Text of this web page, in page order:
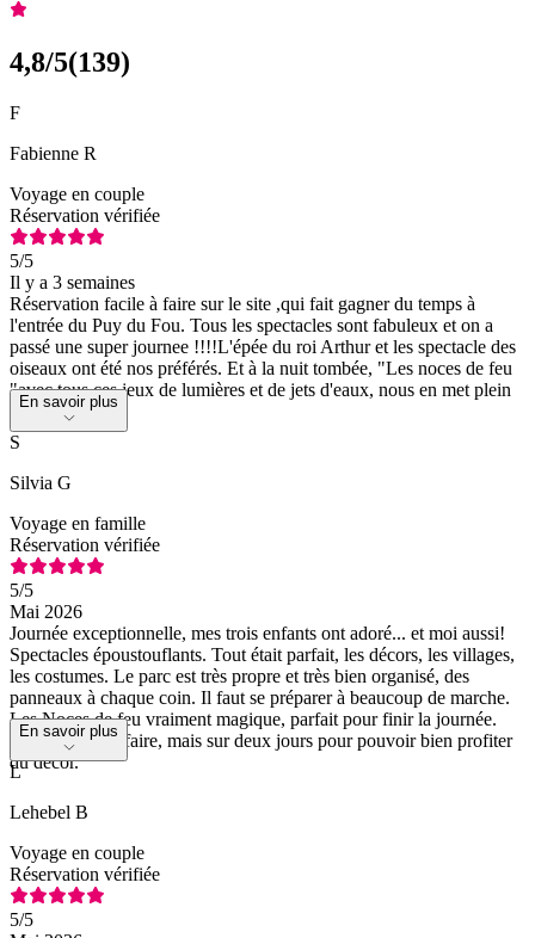
4,8/5(139)
F
Fabienne R
Voyage en couple
Réservation vérifiée
5/5
Il y a 3 semaines
Réservation facile à faire sur le site ,qui fait gagner du temps à
l'entrée du Puy du Fou. Tous les spectacles sont fabuleux et on a
passé une super journee !!!!L'épée du roi Arthur et les spectacle des
oiseaux ont été nos préférés. Et à la nuit tombée, "Les noces de feu
"avec tous ces jeux de lumières et de jets d'eaux, nous en met plein
les yeux !!!
En savoir plus
S
Silvia G
Voyage en famille
Réservation vérifiée
5/5
Mai 2026
Journée exceptionnelle, mes trois enfants ont adoré... et moi aussi!
Spectacles époustouflants. Tout était parfait, les décors, les villages,
les costumes. Le parc est très propre et très bien organisé, des
panneaux à chaque coin. Il faut se préparer à beaucoup de marche.
Les Noces de feu vraiment magique, parfait pour finir la journée.
Sans doute à refaire, mais sur deux jours pour pouvoir bien profiter
du décor.
En savoir plus
L
Lehebel B
Voyage en couple
Réservation vérifiée
5/5